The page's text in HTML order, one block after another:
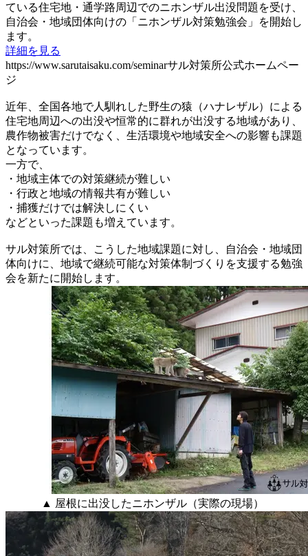
ている住宅地・通学路周辺でのニホンザル出没問題を受け、
自治会・地域団体向けの「ニホンザル対策勉強会」を開始し
ます。
詳細を見る
https://www.sarutaisaku.com/seminarサル対策所公式ホームペー
ジ
近年、全国各地で人馴れした野生の猿（ハナレザル）による
住宅地周辺への出没や恒常的に群れが出没する地域があり、
農作物被害だけでなく、生活環境や地域安全への影響も課題
となっています。
一方で、
・地域主体での対策継続が難しい
・行政と地域の情報共有が難しい
・捕獲だけでは解決しにくい
などといった課題も増えています。
サル対策所では、こうした地域課題に対し、自治会・地域団
体向けに、地域で継続可能な対策体制づくりを支援する勉強
会を新たに開始します。
▲ 屋根に出没したニホンザル（実際の現場）